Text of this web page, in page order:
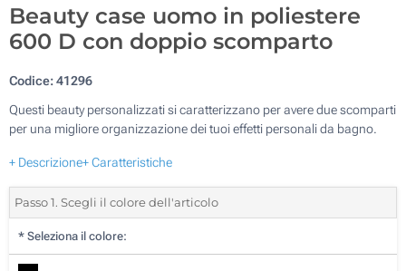
Beauty case uomo in poliestere
600 D con doppio scomparto
Codice:41296
Questi beauty personalizzati si caratterizzano per avere due scomparti
per una migliore organizzazione dei tuoi effetti personali da bagno.
+ Descrizione+ Caratteristiche
Passo 1. Scegli il colore dell'articolo
* Seleziona il colore: